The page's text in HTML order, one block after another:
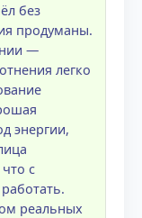
без
продуманы.
—
легко
энергии,
с
реальных